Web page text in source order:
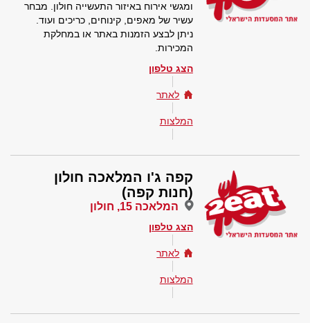
ומגשי אירוח באיזור התעשייה חולון. מבחר
עשיר של מאפים, קינוחים, כריכים ועוד.
ניתן לבצע הזמנות באתר או במחלקת
המכירות.
הצג טלפון
לאתר
המלצות
קפה ג'ו המלאכה חולון
(חנות קפה)
המלאכה 15, חולון
הצג טלפון
לאתר
המלצות